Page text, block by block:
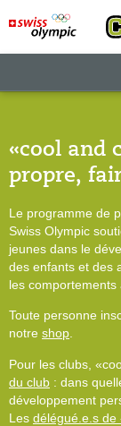
«cool and
propre,
Le programme de
Swiss Olympic
jeunes dans le
des enfants et des
les
Toute personne
notre shop.
Pour les clubs,
du club : dans
développement
Les délégué.e.s de